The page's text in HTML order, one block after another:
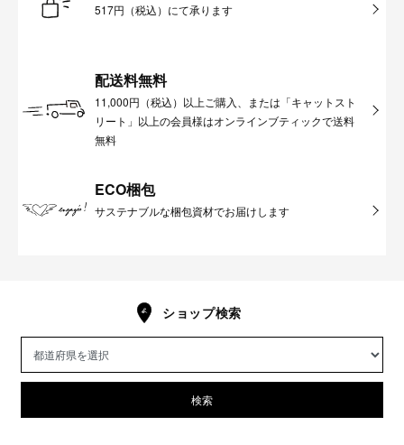
517円（税込）にて承ります
配送料無料
11,000円（税込）以上ご購入、または「キャットスト
リート」以上の会員様はオンラインブティックで送料
無料
ECO梱包
サステナブルな梱包資材でお届けします
ショップ検索
検索